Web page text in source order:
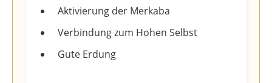
Aktivierung der Merkaba
Verbindung zum Hohen Selbst
Gute Erdung